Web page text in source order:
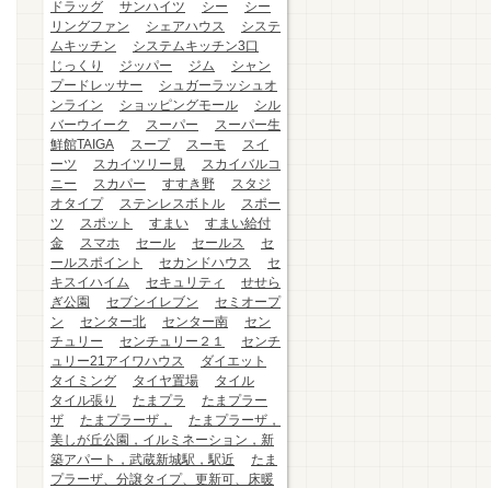
ドラッグ
サンハイツ シー
シー
リングファン
シェアハウス
システ
ムキッチン
システムキッチン3口
じっくり
ジッパー ジム
シャン
プードレッサー
シュガーラッシュオ
ンライン
ショッピングモール
シル
バーウイーク
スーパー
スーパー生
鮮館TAIGA
スープ スーモ
スイ
ーツ
スカイツリー見
スカイバルコ
ニー
スカパー すすき野
スタジ
オタイプ
ステンレスボトル
スポー
ツ
スポット すまい
すまい給付
金
スマホ セール セールス
セ
ールスポイント
セカンドハウス
セ
キスイハイム
セキュリティ
せせら
ぎ公園
セブンイレブン
セミオープ
ン
センター北 センター南
セン
チュリー
センチュリー２１
センチ
ュリー21アイワハウス
ダイエット
タイミング
タイヤ置場
タイル
タイル張り
たまプラ
たまプラー
ザ
たまプラーザ，
たまプラーザ，
美しが丘公園，イルミネーション，新
築アパート，武蔵新城駅，駅近
たま
プラーザ、分譲タイプ、更新可、床暖